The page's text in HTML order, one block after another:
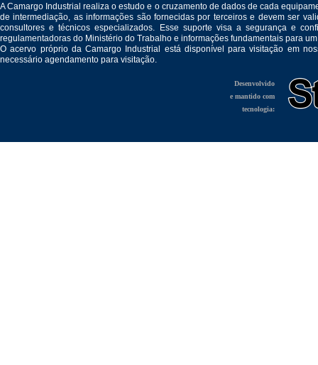
A Camargo Industrial realiza o estudo e o cruzamento de dados de cada
de intermediação, as informações são fornecidas por terceiros e devem ser
consultores e técnicos especializados. Esse suporte visa a segurança e
regulamentadoras do Ministério do Trabalho e informações fundamentais para
O acervo próprio da Camargo Industrial está disponível para visitação em
necessário agendamento para visitação.
Desenvolvido
e mantido com
tecnologia: